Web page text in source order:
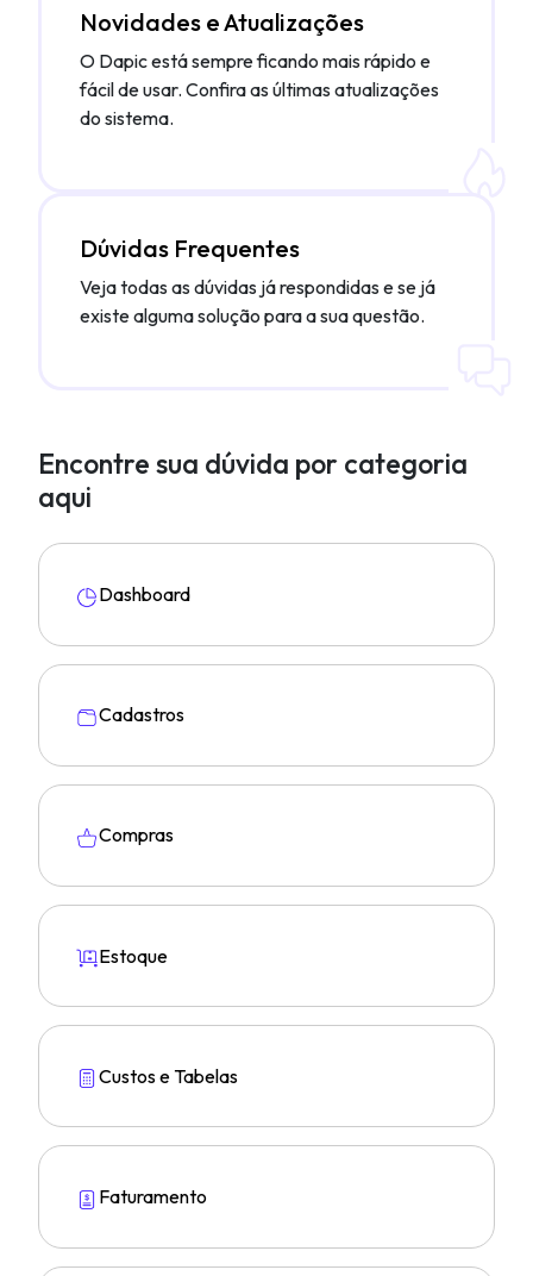
Novidades e Atualizações
O Dapic está sempre ficando mais rápido e
fácil de usar. Confira as últimas atualizações
do sistema.
Dúvidas Frequentes
Veja todas as dúvidas já respondidas e se já
existe alguma solução para a sua questão.
Encontre sua dúvida por categoria
aqui
Dashboard
Cadastros
Compras
Estoque
Custos e Tabelas
Faturamento